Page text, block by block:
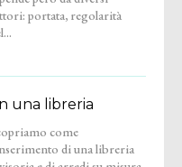
una libreria